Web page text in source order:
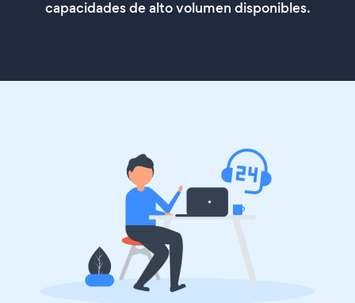
capacidades de alto volumen disponibles.